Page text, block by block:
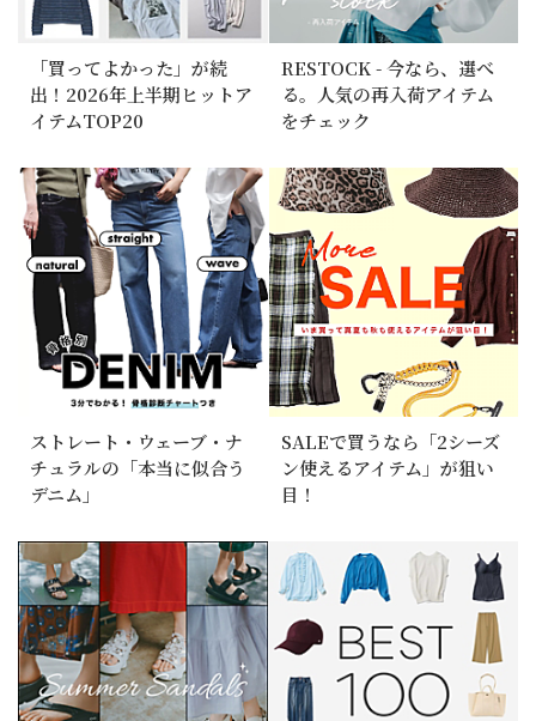
「買ってよかった」が続
出！2026年上半期ヒットア
イテムTOP20
RESTOCK - 今なら、選べ
る。人気の再入荷アイテム
をチェック
ストレート・ウェーブ・ナ
チュラルの「本当に似合う
デニム」
SALEで買うなら「2シーズ
ン使えるアイテム」が狙い
目！